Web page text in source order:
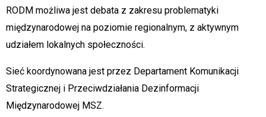
RODM możliwa jest debata z zakresu problematyki
międzynarodowej na poziomie regionalnym, z aktywnym
udziałem lokalnych społeczności.
Sieć koordynowana jest przez Departament Komunikacji
Strategicznej i Przeciwdziałania Dezinformacji
Międzynarodowej MSZ.